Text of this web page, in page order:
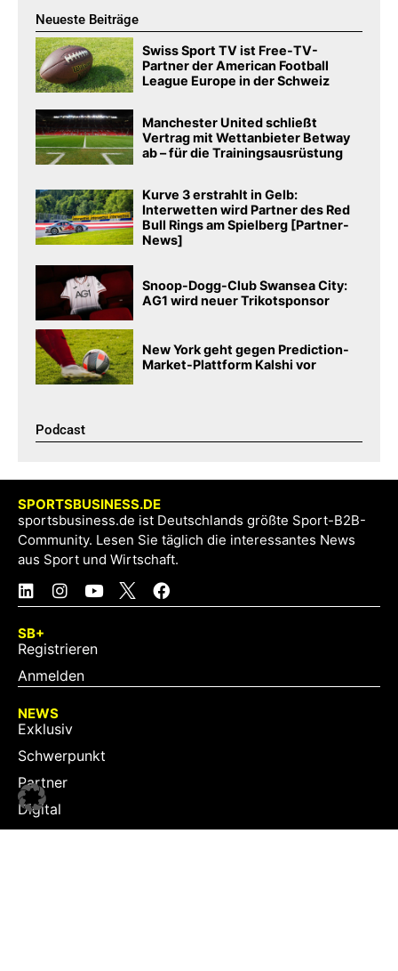
Neueste Beiträge
Swiss Sport TV ist Free-TV-
Partner der American Football
League Europe in der Schweiz
Manchester United schließt
Vertrag mit Wettanbieter Betway
ab – für die Trainingsausrüstung
Kurve 3 erstrahlt in Gelb:
Interwetten wird Partner des Red
Bull Rings am Spielberg [Partner-
News]
Snoop-Dogg-Club Swansea City:
AG1 wird neuer Trikotsponsor
New York geht gegen Prediction-
Market-Plattform Kalshi vor
Podcast​
SPORTSBUSINESS.DE
sportsbusiness.de ist Deutschlands größte Sport-B2B-
Community. Lesen Sie täglich die interessantes News
aus Sport und Wirtschaft.
SB+
Registrieren
Anmelden
NEWS
Exklusiv
Schwerpunkt
Partner
Digital